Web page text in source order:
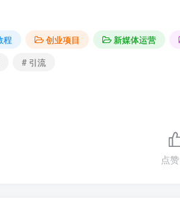
程 创业项目 新媒体运营
# 引流
点赞